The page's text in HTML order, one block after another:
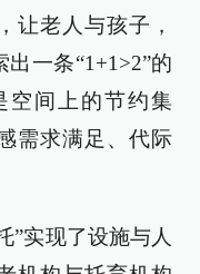
让老人与孩子，
一条“1+1>2”的
空间上的节约集
需求满足、代际
”实现了设施与人